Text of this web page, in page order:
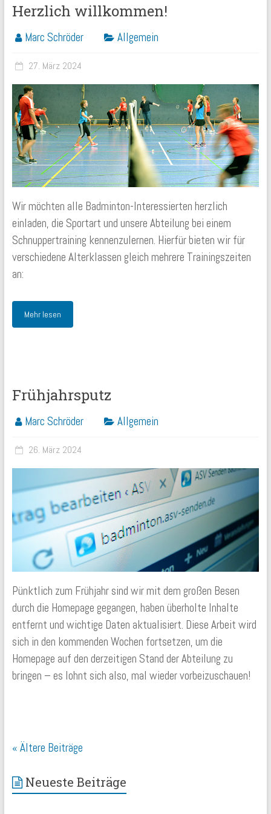
Herzlich willkommen!
Marc Schröder Allgemein
27. März 2024
Wir möchten alle Badminton-Interessierten herzlich
einladen, die Sportart und unsere Abteilung bei einem
Schnuppertraining kennenzulernen. Hierfür bieten wir für
verschiedene Alterklassen gleich mehrere Trainingszeiten
an:
Mehr lesen
Frühjahrsputz
Marc Schröder Allgemein
26. März 2024
Pünktlich zum Frühjahr sind wir mit dem großen Besen
durch die Homepage gegangen, haben überholte Inhalte
entfernt und wichtige Daten aktualisiert. Diese Arbeit wird
sich in den kommenden Wochen fortsetzen, um die
Homepage auf den derzeitigen Stand der Abteilung zu
bringen – es lohnt sich also, mal wieder vorbeizuschauen!
« Ältere Beiträge
Neueste Beiträge